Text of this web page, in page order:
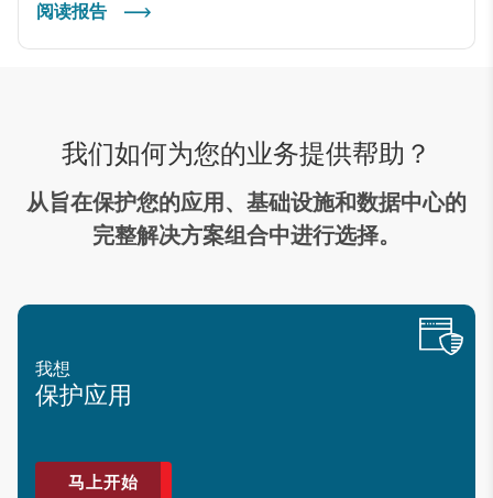
阅读报告
我们如何为您的业务提供帮助？
从旨在保护您的应用、基础设施和数据中心的
完整解决方案组合中进行选择。
我想
保护应用
马上开始